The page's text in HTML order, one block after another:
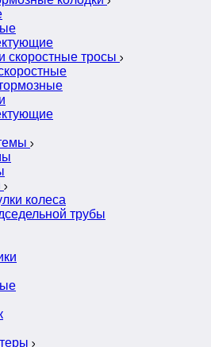
скоростные тросы
колеса
трубы